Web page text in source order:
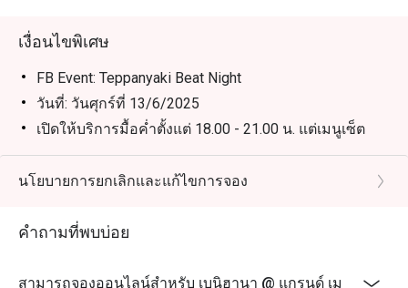
เงื่อนไขพิเศษ
FB Event: Teppanyaki Beat Night
วันที่: วันศุกร์ที่ 13/6/2025
เปิดให้บริการมื้อค่ำตั้งแต่ 18.00 - 21.00 น. แต่เมนูเซ็ต
และไวน์ฟรีโฟลว์จะเสิร์ฟในเวลา 1 ชั่วโมงครึ่ง
สถานที่: Benihana Restaurant (ชั้น 2)
โปรดทราบว่าราคาหลังหักส่วนลดแล้วจะมีค่าบริการ
* ร้านอาหารขอสงวนสิทธิ์ในการไม่อนุญาตให้นั่งร่วม
นโยบายการยกเลิกและแก้ไขการจอง
คำถามที่พบบ่อย
สามารถจองออนไลน์สำหรับ เบนิฮานา @ แกรนด์ เม